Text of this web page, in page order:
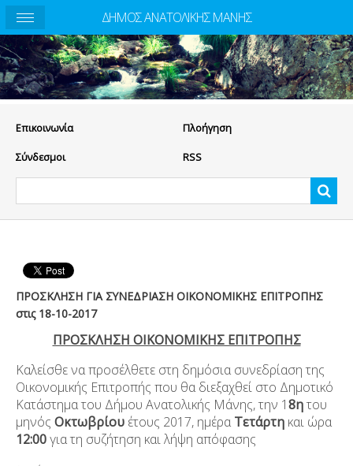
Eπικοινωνία Πλοήγηση
Σύνδεσμοι RSS
ΠΡΟΣΚΛΗΣΗ ΓΙΑ ΣΥΝΕΔΡΙΑΣΗ ΟΙΚΟΝΟΜΙΚΗΣ ΕΠΙΤΡΟΠΗΣ
στις 18-10-2017
ΠΡΟΣΚΛΗΣΗ ΟΙΚΟΝΟΜΙΚΗΣ ΕΠΙΤΡΟΠΗΣ
Καλείσθε να προσέλθετε στη δημόσια συνεδρίαση της
Οικονομικής Επιτροπής που θα διεξαχθεί στο Δημοτικό
Κατάστημα του Δήμου Ανατολικής Μάνης, την 18ητου
μηνός Οκτωβρίου έτους 2017, ημέρα Τετάρτη και ώρα
12:00για τη συζήτηση και λήψη απόφασης
ΔΗΜΟΣ ΑΝΑΤΟΛΙΚΗΣ ΜΑΝΗΣ